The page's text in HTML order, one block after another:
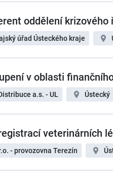
oddělení
úřad Ústeckého kraje
v oblasti
a.s. - UL Ústecký
veterinárních
- provozovna Terezín